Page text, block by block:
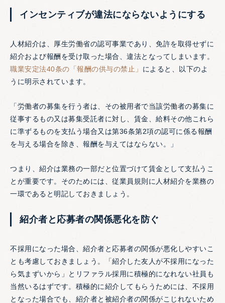
インセンティブが違法にならないようにする
人材紹介は、厚生労働省の認可事業であり、免許を取得せずに
紹介および報酬を受け取った場合、違法となってしまいます。
職業安定法40条の「報酬の供与の禁止」 によると、以下のよ
うに明示されています。
「労働者の募集を行う者は、その被用者で当該労働者の募集に
従事するもの又は募集受託者に対し、賃金、給料その他これら
に準ずるものを支払う場合又は第36条第2項の認可に係る報酬
を与える場合を除き、報酬を与えてはならない。」
つまり、紹介は業務の一部だと位置づけて賃金として支払うこ
とが重要です。そのためには、従業員規則に人材紹介を業務の
一環であると明記しておきましょう。
紹介者と応募者の関係悪化を防ぐ
不採用になった場合、紹介者と応募者の関係が悪化しやすいこ
とも考慮しておきましょう。「紹介した友人が不採用になった
ら気まずいから」とリファラル採用に積極的になれない社員も
当然いるはずです。積極的に紹介してもらうためには、不採用
となった場合でも、紹介者と被紹介者の関係がこじれないため